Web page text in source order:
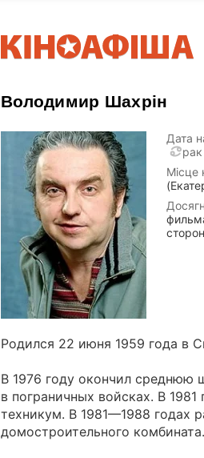
Володимир Шахрін
Дата
рак
Місце
Родился 22 июня 1959 года в
В 1976 году окончил
в пограничных войсках. В
техникум. В 1981—1988 годах
домостроительного